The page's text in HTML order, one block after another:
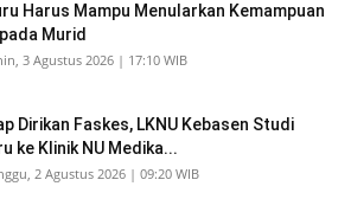
Harus Mampu Menularkan Kemampuan
Murid
3 Agustus 2026 | 17:10 WIB
Dirikan Faskes, LKNU Kebasen Studi
ke Klinik NU Medika...
2 Agustus 2026 | 09:20 WIB